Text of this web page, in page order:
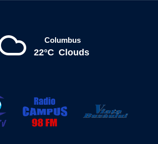
Columbus
22°C Clouds